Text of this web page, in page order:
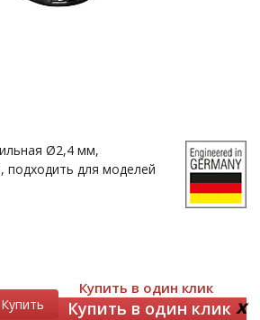
Ø2,4 мм,
подходить для моделей
Купить
Купить в один клик
Купить в один клик x